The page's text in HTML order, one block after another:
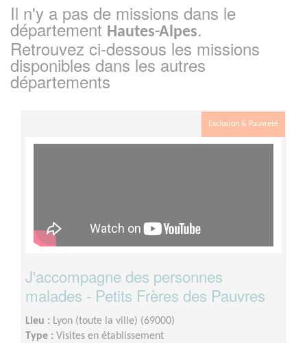
Il n'y a pas de missions dans le
département Hautes-Alpes.
Retrouvez ci-dessous les missions
disponibles dans les autres
départements
Exclusion & Pauvreté
J'accompagne des personnes
malades - Petits Frères des Pauvres
Lieu : Lyon (toute la ville) (69000)
Type : Visites en établissement